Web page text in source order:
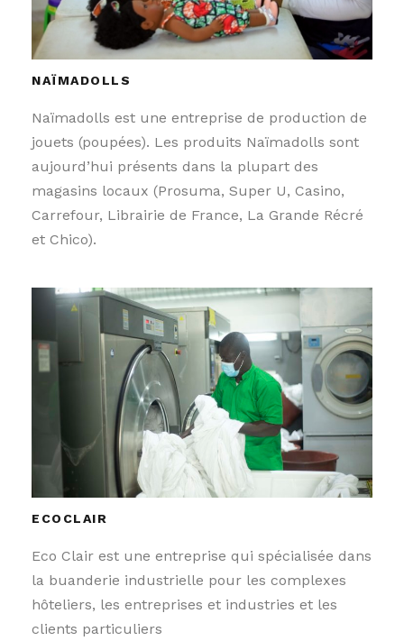
NAÏMADOLLS
Naïmadolls est une entreprise de production de
jouets (poupées). Les produits Naïmadolls sont
aujourd’hui présents dans la plupart des
magasins locaux (Prosuma, Super U, Casino,
Carrefour, Librairie de France, La Grande Récré
et Chico).
ECOCLAIR
Eco Clair est une entreprise qui spécialisée dans
la buanderie industrielle pour les complexes
hôteliers, les entreprises et industries et les
clients particuliers